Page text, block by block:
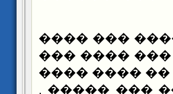
���� �� ���
��� ��� ���
: (�����
���� ����)